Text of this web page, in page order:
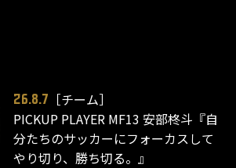
26.8.7
［チーム］
PICKUP PLAYER MF13 安部柊斗『自
分たちのサッカーにフォーカスして
やり切り、勝ち切る。』